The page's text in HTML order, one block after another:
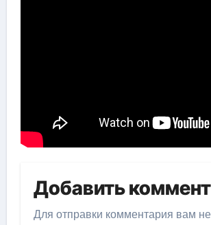
Добавить
Для отправки комментария вам